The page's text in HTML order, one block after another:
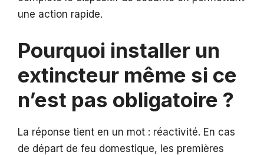
une action rapide.
Pourquoi installer un
extincteur même si ce
n’est pas obligatoire ?
La réponse tient en un mot : réactivité. En cas
de départ de feu domestique, les premières